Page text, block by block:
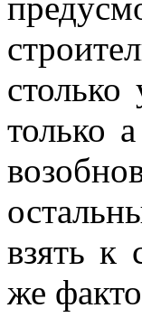
только
взять к
же